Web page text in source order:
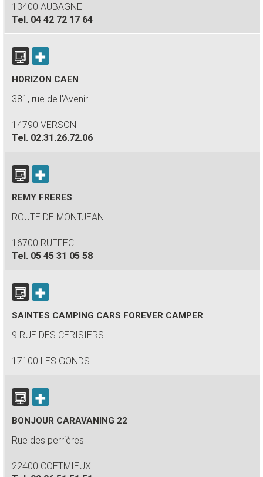
13400 AUBAGNE
Tel. 04 42 72 17 64
HORIZON CAEN
381, rue de l'Avenir
14790 VERSON
Tel. 02.31.26.72.06
REMY FRERES
ROUTE DE MONTJEAN
16700 RUFFEC
Tel. 05 45 31 05 58
SAINTES CAMPING CARS FOREVER CAMPER
9 RUE DES CERISIERS
17100 LES GONDS
BONJOUR CARAVANING 22
Rue des perrières
22400 COETMIEUX